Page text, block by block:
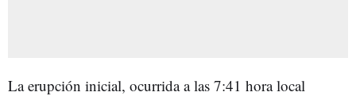
La erupción inicial, ocurrida a las 7:41 hora local